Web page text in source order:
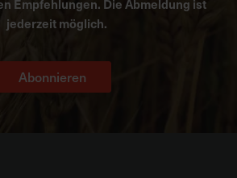
Empfehlungen. Die Abmeldung ist
jederzeit möglich.
Abonnieren